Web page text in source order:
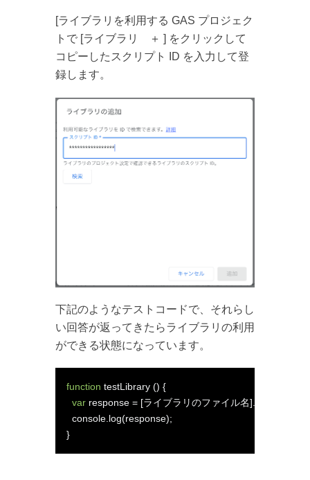
[ライブラリを利用する GAS プロジェク
トで [ライブラリ ＋ ] をクリックして
コピーしたスクリプト ID を入力して登
録します。
下記のようなテストコードで、それらし
い回答が返ってきたらライブラリの利用
ができる状態になっています。
function testLibrary () {
var response = [ライブラリのファイル名].
  console
log(response);
}